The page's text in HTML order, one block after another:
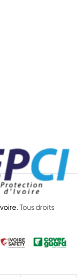
Tous droits